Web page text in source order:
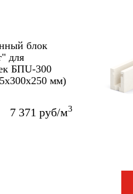
блок
для
БПU-300
мм)
7 371 руб/м3